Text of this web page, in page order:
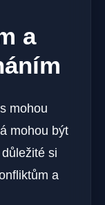
a
mohou
mohou být
si
a